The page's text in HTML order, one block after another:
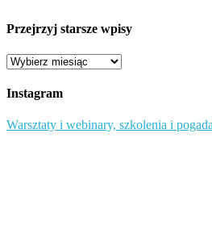
Przejrzyj starsze wpisy
Przejrzyj
wpisy
Instagram
Warsztaty i webinary, szkolenia i